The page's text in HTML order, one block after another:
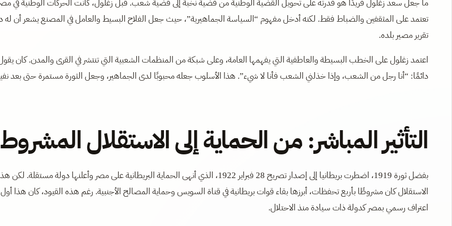
ما جعل سعد زغلول فريدًا هو قدرته على تحويل القضية الوطنية من قضية نخبة إلى قضية شعب. قبل زغلول، كانت الحركات الوطنية في
تعتمد على المثقفين والضباط فقط. لكنه أدخل مفهوم “السياسة الجماهيرية”، حيث جعل الفلاح البسيط والعامل في المصنع يشعر أن له
تقرير مصير بلده.
اعتمد زغلول على الخطب البسيطة والعاطفية التي يفهمها العامة، وعلى شبكة من المنظمات الشعبية التي تنتشر في القرى والمدن. كان
دائمًا: “أنا رجل من الشعب، وإذا خذلني الشعب فأنا لا شيء”. هذا الأسلوب جعله محبوبًا لدى الجماهير، وجعل الثورة مستمرة حتى بعد
التأثير المباشر: من الحماية إلى الاستقلال المشروط
بفضل ثورة 1919، اضطرت بريطانيا إلى إصدار تصريح 28 فبراير 1922، الذي أنهى الحماية البريطانية على مصر وأعلنها دولة مستقلة. لكن
الاستقلال كان مشروطًا بأربع تحفظات، أبرزها بقاء قوات بريطانية في قناة السويس وحماية المصالح الأجنبية. رغم هذه القيود، كان هذا أول
اعتراف رسمي بمصر كدولة ذات سيادة منذ الاحتلال.